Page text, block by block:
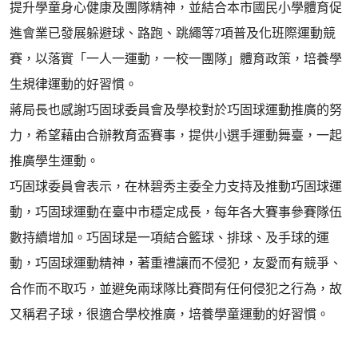
提升學童身心健康及團隊精神，並結合本市國民小學體育促
進會業已發展躲避球、路跑、跳繩等7項普及化班際運動競
賽，以落實「一人一運動，一校一團隊」體育政策，培養學
生規律運動的好習慣。
蔣局長也感謝巧固球委員會及學校對於巧固球運動推廣的努
力，希望藉由合辦教育盃賽事，提供小選手運動舞臺，一起
推廣學生運動。
巧固球委員會表示，在林碧秀主委全力支持及推動巧固球運
動，巧固球運動在臺中市穩定成長，每年各大賽事參賽隊伍
數持續增加。巧固球是一項結合籃球、排球、及手球的運
動，巧固球運動精神，著重禮讓而不侵犯，友愛而有競爭、
合作而不取巧，並避免兩球隊比賽間有任何侵犯之行為，故
又稱君子球，很適合學校推廣，培養學童運動的好習慣。